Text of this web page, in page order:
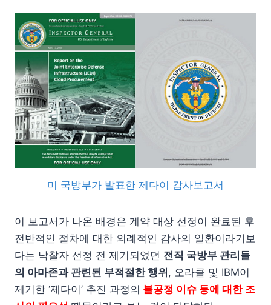
미 국방부가 발표한 제다이 감사보고서
이 보고서가 나온 배경은 계약 대상 선정이 완료된 후
전반적인 절차에 대한 의례적인 감사의 일환이라기보
다는 낙찰자 선정 전 제기되었던 전직 국방부 관리들
의 아마존과 관련된 부적절한 행위 , 오라클 및 IBM이
제기한 ‘제다이’ 추진 과정의 불공정 이슈 등에 대한 조